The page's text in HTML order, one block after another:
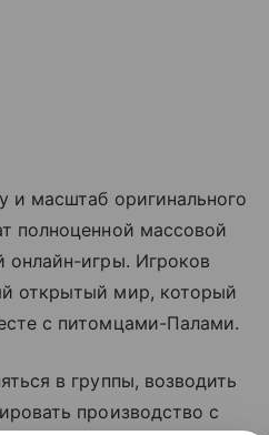
и масштаб оригинального
полноценной массовой
онлайн-игры. Игроков
открытый мир, который
с питомцами-Палами.
в группы, возводить
производство с